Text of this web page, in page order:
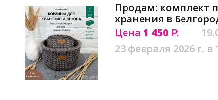
Продам: комплект
хранения в
Цена 1 450 Р.
23 февраля 2026 г. в